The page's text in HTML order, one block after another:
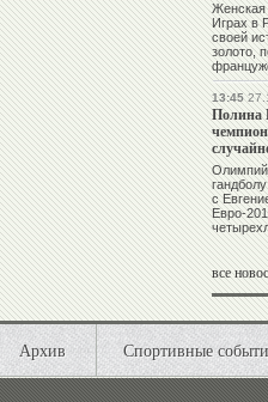
Женская
Играх в
своей
золото,
13:45
Полина
с
Евро-
все
Архив Спортивные